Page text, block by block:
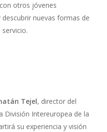
otros jóvenes
nuevas formas de
Tejel, director del
División Intereuropea de la
su experiencia y visión